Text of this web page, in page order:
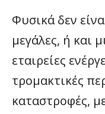
Φυσικά δεν
μεγάλες, ή και
εταιρείες
τρομακτικές
καταστροφές,